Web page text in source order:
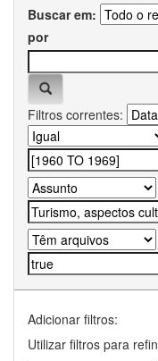
Buscar em:
por
Filtros correntes:
Adicionar filtros:
Utilizar filtros para